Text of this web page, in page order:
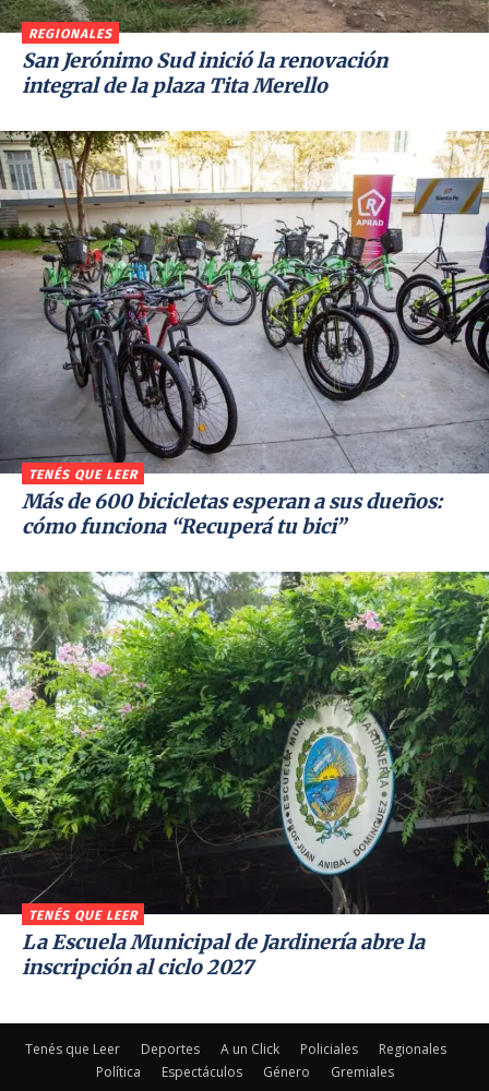
REGIONALES
San Jerónimo Sud inició la renovación
integral de la plaza Tita Merello
TENÉS QUE LEER
Más de 600 bicicletas esperan a sus dueños:
cómo funciona “Recuperá tu bici”
TENÉS QUE LEER
La Escuela Municipal de Jardinería abre la
inscripción al ciclo 2027
Tenés que Leer Deportes A un Click Policiales
Regionales
Política
Espectáculos Género Gremiales